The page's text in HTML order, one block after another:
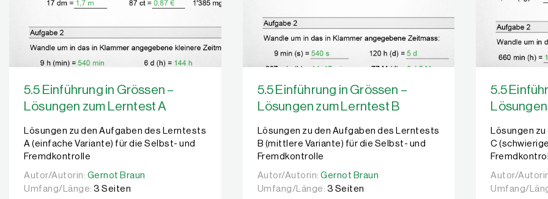
5.5 Einführung in Grössen –
Lösungen zum Lerntest A
Lösungen zu den Aufgaben des Lerntests
A (einfache Variante) für die Selbst- und
Fremdkontrolle
Autor/Autorin: Gernot Braun
Autor/Autorin: Gernot Braun
Umfang/Länge: 3 Seiten
5.5 Einführung in Grössen –
Lösungen zum Lerntest B
Lösungen zu den Aufgaben des Lerntests
B (mittlere Variante) für die Selbst- und
Fremdkontrolle
Autor/Autorin: Gernot Braun
Autor/Autorin: Gernot Braun
Umfang/Länge: 3 Seiten
5.5
Lösungen
C
Autor/
Autor/
Umfang/